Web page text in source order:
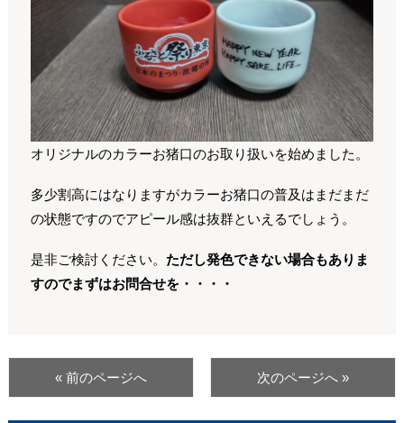
オリジナルのカラーお猪口のお取り扱いを始めました。
多少割高にはなりますがカラーお猪口の普及はまだまだ
の状態ですのでアピール感は抜群といえるでしょう。
是非ご検討ください。 ただし発色できない場合もありま
すのでまずはお問合せを・・・・
« 前のページへ 次のページへ »